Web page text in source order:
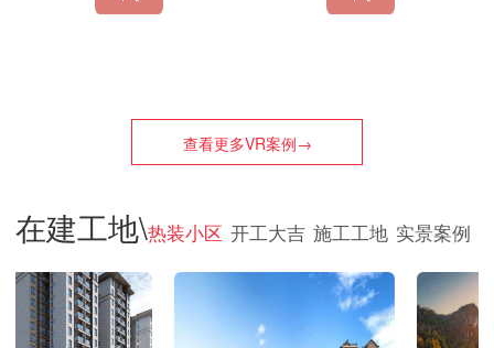
查看更多VR案例→
在建工地\热装小区 开工大吉 施工工地 实景案例